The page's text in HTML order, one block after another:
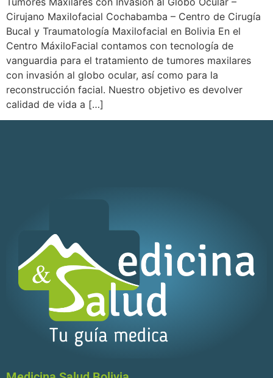
Cirujano Maxilofacial Cochabamba – Centro de Cirugía
Bucal y Traumatología Maxilofacial en Bolivia En el
Centro MáxiloFacial contamos con tecnología de
vanguardia para el tratamiento de tumores maxilares
con invasión al globo ocular, así como para la
reconstrucción facial. Nuestro objetivo es devolver
calidad de vida a […]